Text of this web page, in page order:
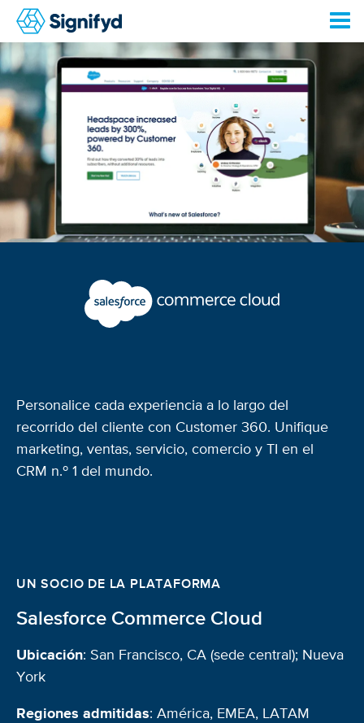
Personalice cada experiencia a lo largo del
recorrido del cliente con Customer 360. Unifique
marketing, ventas, servicio, comercio y TI en el
CRM n.º 1 del mundo.
UN SOCIO DE LA PLATAFORMA
Salesforce Commerce Cloud
Ubicación: San Francisco, CA (sede central); Nueva
York
Regiones admitidas: América, EMEA, LATAM